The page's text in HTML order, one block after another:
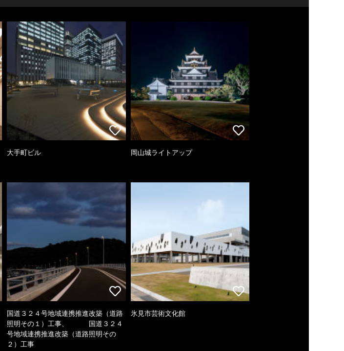
大手町ビル 岡山城ライトアップ
国道３２４号地域連携推進改築（道路
照明その１）工事、 国道３２４
号地域連携推進改築（道路照明その
２）工事
氷見市芸術文化館